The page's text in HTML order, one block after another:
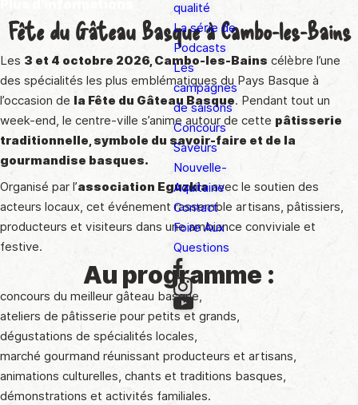
qualité
La série de
Podcasts
Les
campagnes
de saisons
Concours
Saveurs
Nouvelle-
Aquitaine
Contact
Foire Aux
Questions
Fête du Gâteau Basque à Cambo-les-Bains
Les 3 et 4 octobre 2026, Cambo-les-Bains célèbre l’une
des spécialités les plus emblématiques du Pays Basque à
l’occasion de la Fête du Gâteau Basque. Pendant tout un
week-end, le centre-ville s’anime autour de cette pâtisserie
traditionnelle, symbole du savoir-faire et de la
gourmandise basques.
Organisé par l’association Eguzkiaavec le soutien des
acteurs locaux, cet événement rassemble artisans, pâtissiers,
producteurs et visiteurs dans une ambiance conviviale et
festive.
Au programme :
concours du meilleur gâteau basque,
ateliers de pâtisserie pour petits et grands,
dégustations de spécialités locales,
marché gourmand réunissant producteurs et artisans,
animations culturelles, chants et traditions basques,
démonstrations et activités familiales.